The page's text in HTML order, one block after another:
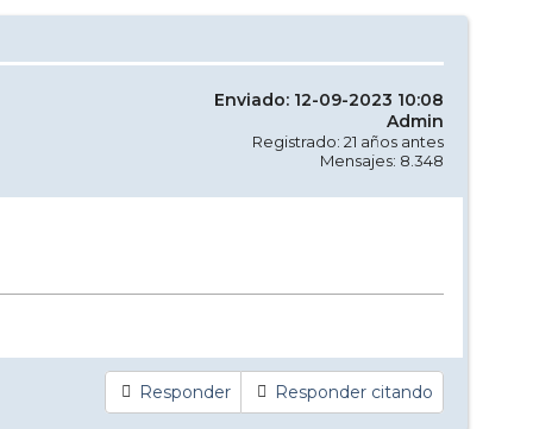
Enviado: 12-09-2023 10:08
Admin
Registrado: 21 años antes
Mensajes: 8.348
Responder Responder citando